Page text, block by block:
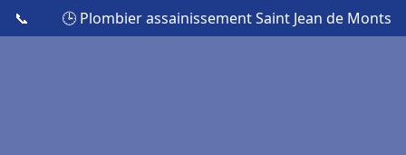
📞 🕒 Plombier assainissement Saint Jean de Monts